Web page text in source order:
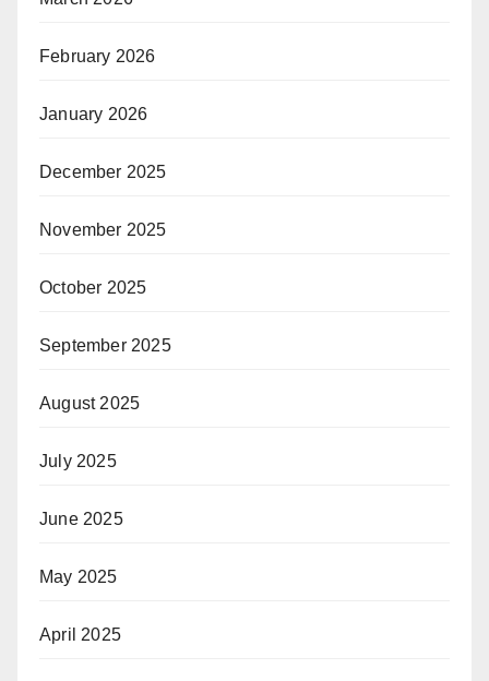
February 2026
January 2026
December 2025
November 2025
October 2025
September 2025
August 2025
July 2025
June 2025
May 2025
April 2025